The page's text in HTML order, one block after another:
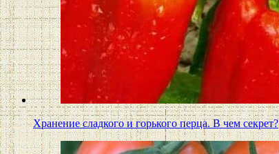
Хранение сладкого и горького перца. В чем секрет?